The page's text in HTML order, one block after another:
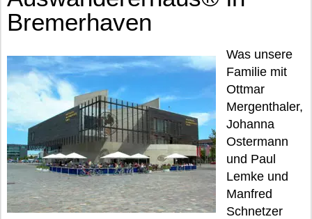
Bremerhaven
Was unsere
Familie mit
Ottmar
Mergenthaler,
Johanna
Ostermann
und Paul
Lemke und
Manfred
Schnetzer